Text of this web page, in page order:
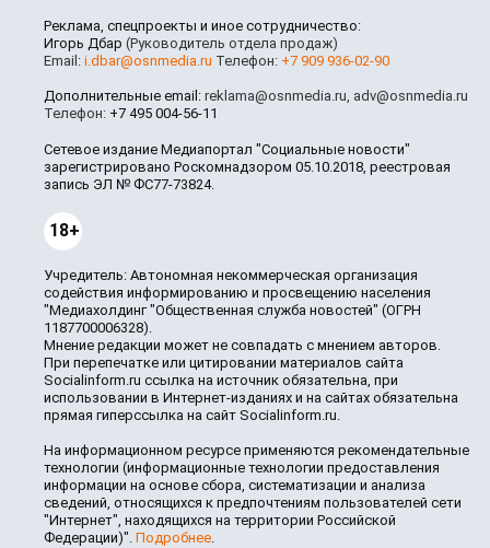
Реклама, спецпроекты и иное сотрудничество:
Игорь Дбар (Руководитель отдела продаж)
Email: i.dbar@osnmedia.ru Телефон: +7 909 936-02-90
Дополнительные email: reklama@osnmedia.ru, adv@osnmedia.ru
Телефон: +7 495 004-56-11
Сетевое издание Медиапортал "Социальные новости"
зарегистрировано Роскомнадзором 05.10.2018, реестровая
запись ЭЛ № ФС77-73824.
18+
Учредитель: Автономная некоммерческая организация
содействия информированию и просвещению населения
"Медиахолдинг "Общественная служба новостей" (ОГРН
1187700006328).
Мнение редакции может не совпадать с мнением авторов.
При перепечатке или цитировании материалов сайта
Socialinform.ru ссылка на источник обязательна, при
использовании в Интернет-изданиях и на сайтах обязательна
прямая гиперссылка на сайт Socialinform.ru.
На информационном ресурсе применяются рекомендательные
технологии (информационные технологии предоставления
информации на основе сбора, систематизации и анализа
сведений, относящихся к предпочтениям пользователей сети
"Интернет", находящихся на территории Российской
Федерации)". Подробнее.